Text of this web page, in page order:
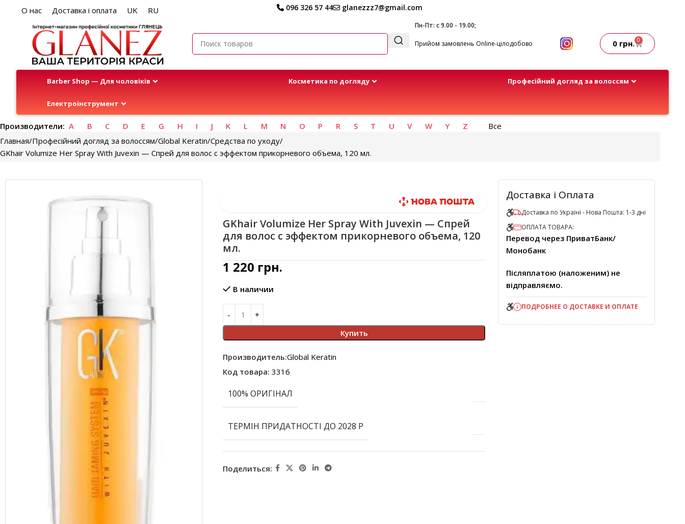
О нас Доставка і оплата UK RU 096 326 57 44 glanezzz7@gmail.com
Пн-Пт: с 9.00 - 19.00;
Прийом замовлень Online-цілодобово 0 грн. 0
Barber Shop — Для чоловіків Kосметика по догляду Професійний догляд за волоссям
Електроінструмент
Производители: A B C D E G H I J K L M N O P R S T U V W Y Z
Все
Главная Професійний догляд за волоссям Global Keratin Средства по уходу
GKhair Volumize Her Spray With Juvexin — Спрей для волос с эффектом прикорневого объема, 120 мл.
GKhair Volumize Her Spray With Juvexin — Спрей
для волос с эффектом прикорневого объема, 120
мл.
1 220 грн.
В наличии
Купить
Производитель:Global Keratin
Код товара: 3316
100% ОРИГІНАЛ
ТЕРМІН ПРИДАТНОСТІ ДО 2028 Р
Поделиться:
Доставка і Оплата
Доставка по Українї - Нова Пошта: 1-3 дні
ОПЛАТА ТОВАРА:
Перевод через ПриватБанк/
Монобанк
Післяплатою (наложеним) не
відправляємо.
ПОДРОБНЕЕ О ДОСТАВКЕ И ОПЛАТЕ